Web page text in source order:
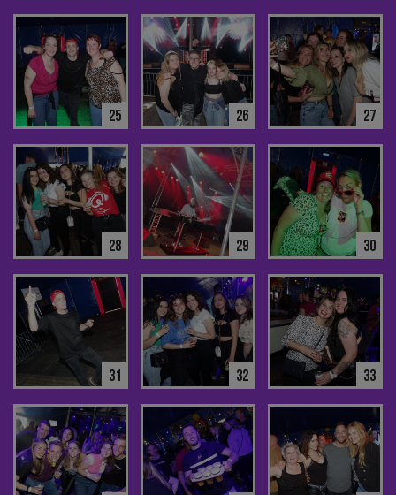
25 26 27
28 29 30
31 32 33